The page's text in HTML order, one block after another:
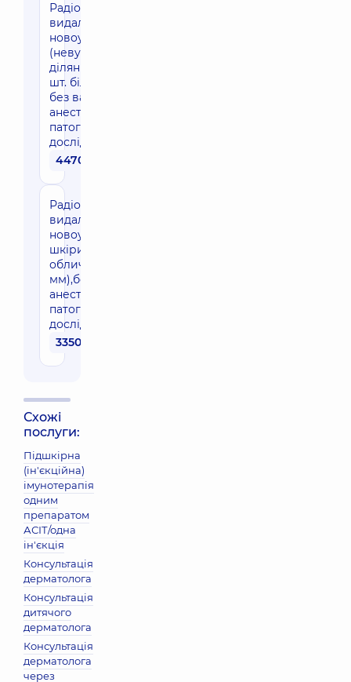
Радіохвильове
видалення
новоутворень
(невуса) шкіри
ділянки обличчя (1
шт. більше 5 мм),
без вартості
анестезії та
патогістологічного
дослідження
4470 грн
Радіохвильове
видалення
новоутворень(невуса)
шкіри ділянки
обличчя (1 шт.до 5
мм),без вартості
анестезії та
патогістологічного
дослідження
3350 грн
Схожі
послуги:
Підшкірна
(ін'єкційна)
імунотерапія
одним
препаратом
АСІТ/одна
ін'єкція
Консультація
дерматолога
Консультація
дитячого
дерматолога
Консультація
дерматолога
через